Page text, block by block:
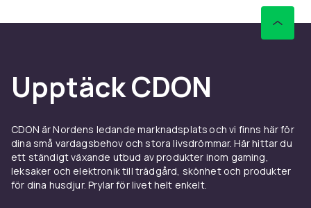
Upptäck CDON
CDON är Nordens ledande marknadsplats och vi finns här för
dina små vardagsbehov och stora livsdrömmar. Här hittar du
ett ständigt växande utbud av produkter inom gaming,
leksaker och elektronik till trädgård, skönhet och produkter
för dina husdjur. Prylar för livet helt enkelt.